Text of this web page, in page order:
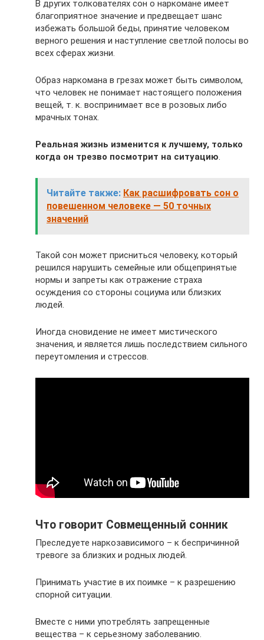
В других толкователях сон о наркомане имеет
благоприятное значение и предвещает шанс
избежать большой беды, принятие человеком
верного решения и наступление светлой полосы во
всех сферах жизни.
Образ наркомана в грезах может быть символом,
что человек не понимает настоящего положения
вещей, т. к. воспринимает все в розовых либо
мрачных тонах.
Реальная жизнь изменится к лучшему, только
когда он трезво посмотрит на ситуацию
Читайте также: Как расшифровать сон о
повешенном человеке — 50 точных
значений
Такой сон может присниться человеку, который
решился нарушить семейные или общепринятые
нормы и запреты как отражение страха
осуждения со стороны социума или близких
людей.
Иногда сновидение не имеет мистического
значения, и является лишь последствием сильного
переутомления и стрессов.
Что говорит Совмещенный сонник
Преследуете наркозависимого – к беспричинной
тревоге за близких и родных людей.
Принимать участие в их поимке – к разрешению
спорной ситуации.
Вместе с ними употреблять запрещенные
вещества – к серьезному заболеванию.